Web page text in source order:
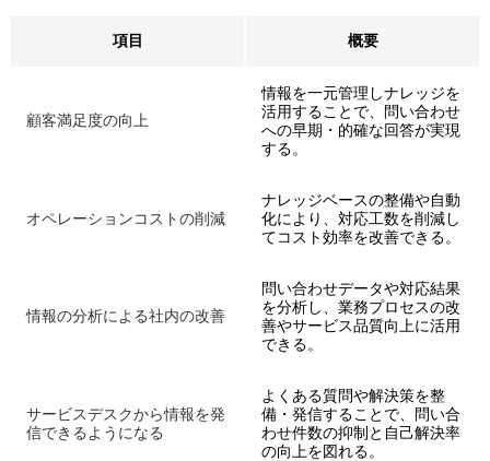
項目 概要
顧客満足度の向上
情報を一元管理しナレッジを
活用することで、問い合わせ
への早期・的確な回答が実現
する。
オペレーションコストの削減
ナレッジベースの整備や自動
化により、対応工数を削減し
てコスト効率を改善できる。
情報の分析による社内の改善
問い合わせデータや対応結果
を分析し、業務プロセスの改
善やサービス品質向上に活用
できる。
サービスデスクから情報を発
信できるようになる
よくある質問や解決策を整
備・発信することで、問い合
わせ件数の抑制と自己解決率
の向上を図れる。